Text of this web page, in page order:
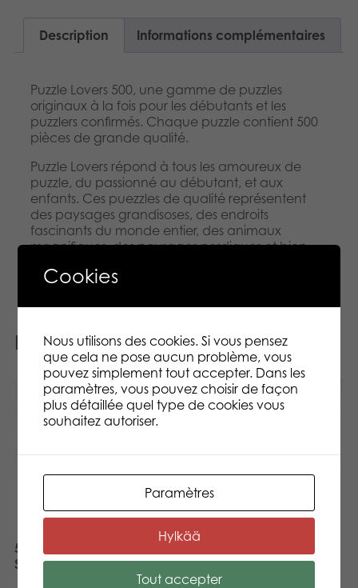
Description Informations complémentaires
Puzzle Lovers 500, une gamme de puzzles
originaux à la fois pour les débutants et les
puzzlers confirmés. Chaque puzzle contient 500
pièces de grande qualité.
Puzzle Lovers répond à tous les amoureux de
puzzle, du passionné au débutant, et aux
enfants. Ces puezzles de qualité représentent
des paysages grandisoses, des endroits
fascinants du monde entier, des animaux
magnifiques, des paysages nordiques et bien
Produits similaires
500 pcs puzzle: Dornie
Scotland
colors
Cookies
Nous utilisons des cookies. Si vous pensez
que cela ne pose aucun problème, vous
pouvez simplement tout accepter. Dans les
paramètres, vous pouvez choisir de façon
plus détaillée quel type de cookies vous
souhaitez autoriser.
Paramètres
Hylkää
Tout accepter